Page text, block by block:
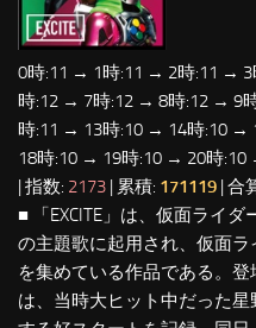
0時:11 → 1時:11 → 2時:11 →
時:12 → 7時:12 → 8時:12 → 9
時:11 → 13時:10 → 14時:10 →
18時:10 → 19時:10 → 20時
| 指数: 2173 | 累積: 171119 | 合
■ 「EXCITE」は、仮面ライ
の主題歌に起用され、仮面
を集めている作品である。
は、当時大ヒット中だった